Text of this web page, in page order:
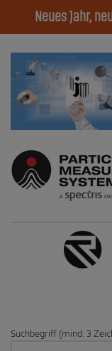
Neues Jahr,
Suchbegriff (mind. 3